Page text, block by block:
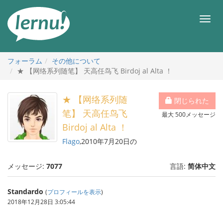
メ
フォーラム
その他について
★ 【网络系列随笔】 天高任鸟飞 Birdoj al Alta ！
閉じられた
最大 500メッセージ
★ 【网络系列随
笔】 天高任鸟飞
Birdoj al Alta ！
Flago,2010年7月20日の
メッセージ: 7077 言語: 简体中文
Standardo (プロフィールを表示)
2018年12月28日 3:05:44